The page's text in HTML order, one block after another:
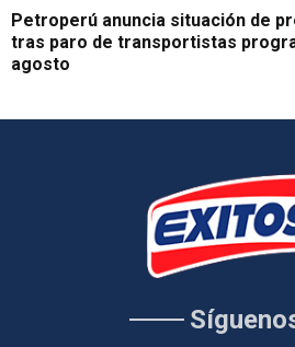
Petroperú anuncia situación de
tras paro de transportistas
agosto